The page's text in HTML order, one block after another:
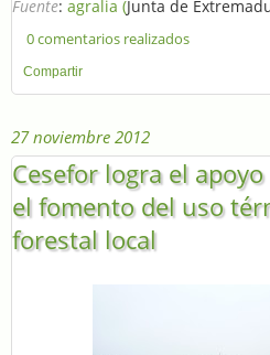
Fuente: agralia (Junta de
0 comentarios realizados
Compartir
27 noviembre 2012
Cesefor logra el
el fomento del uso
forestal local